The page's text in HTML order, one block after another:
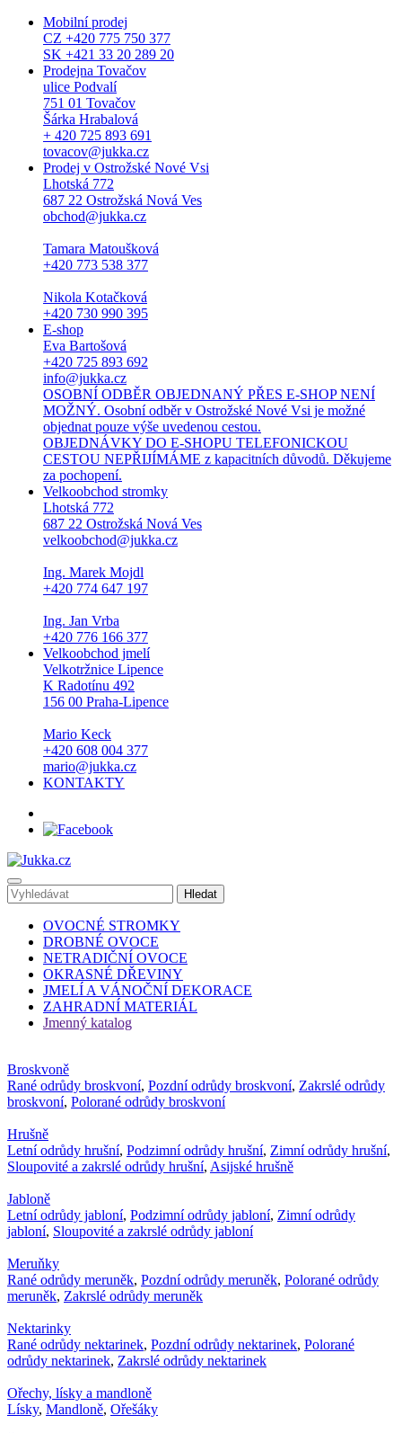
Mobilní prodej
CZ +420 775 750 377
SK +421 33 20 289 20
Prodejna Tovačov
ulice Podvalí
751 01 Tovačov
Šárka Hrabalová
+ 420 725 893 691
tovacov@jukka.cz
Prodej v Ostrožské Nové Vsi
Lhotská 772
687 22 Ostrožská Nová Ves
obchod@jukka.cz
Tamara Matoušková
+420 773 538 377
Nikola Kotačková
+420 730 990 395
E-shop
Eva Bartošová
+420 725 893 692
info@jukka.cz
OSOBNÍ ODBĚR OBJEDNANÝ PŘES E-SHOP NENÍ
MOŽNÝ. Osobní odběr v Ostrožské Nové Vsi je možné
objednat pouze výše uvedenou cestou.
OBJEDNÁVKY DO E-SHOPU TELEFONICKOU
CESTOU NEPŘIJÍMÁME z kapacitních důvodů. Děkujeme
za pochopení.
Velkoobchod stromky
Lhotská 772
687 22 Ostrožská Nová Ves
velkoobchod@jukka.cz
Ing. Marek Mojdl
+420 774 647 197
Ing. Jan Vrba
+420 776 166 377
Velkoobchod jmelí
Velkotržnice Lipence
K Radotínu 492
156 00 Praha-Lipence
Mario Keck
+420 608 004 377
mario@jukka.cz
KONTAKTY
OVOCNÉ STROMKY
DROBNÉ OVOCE
NETRADIČNÍ OVOCE
OKRASNÉ DŘEVINY
JMELÍ A VÁNOČNÍ DEKORACE
ZAHRADNÍ MATERIÁL
Jmenný katalog
Broskvoně
Rané odrůdy broskvoní, Pozdní odrůdy broskvoní, Zakrslé odrůdy
broskvoní, Polorané odrůdy broskvoní
Hrušně
Letní odrůdy hrušní, Podzimní odrůdy hrušní, Zimní odrůdy hrušní,
Sloupovité a zakrslé odrůdy hrušní, Asijské hrušně
Jabloně
Letní odrůdy jabloní, Podzimní odrůdy jabloní, Zimní odrůdy
jabloní, Sloupovité a zakrslé odrůdy jabloní
Meruňky
Rané odrůdy meruněk, Pozdní odrůdy meruněk, Polorané odrůdy
meruněk, Zakrslé odrůdy meruněk
Nektarinky
Rané odrůdy nektarinek, Pozdní odrůdy nektarinek, Polorané
odrůdy nektarinek, Zakrslé odrůdy nektarinek
Ořechy, lísky a mandloně
Lísky, Mandloně, Ořešáky